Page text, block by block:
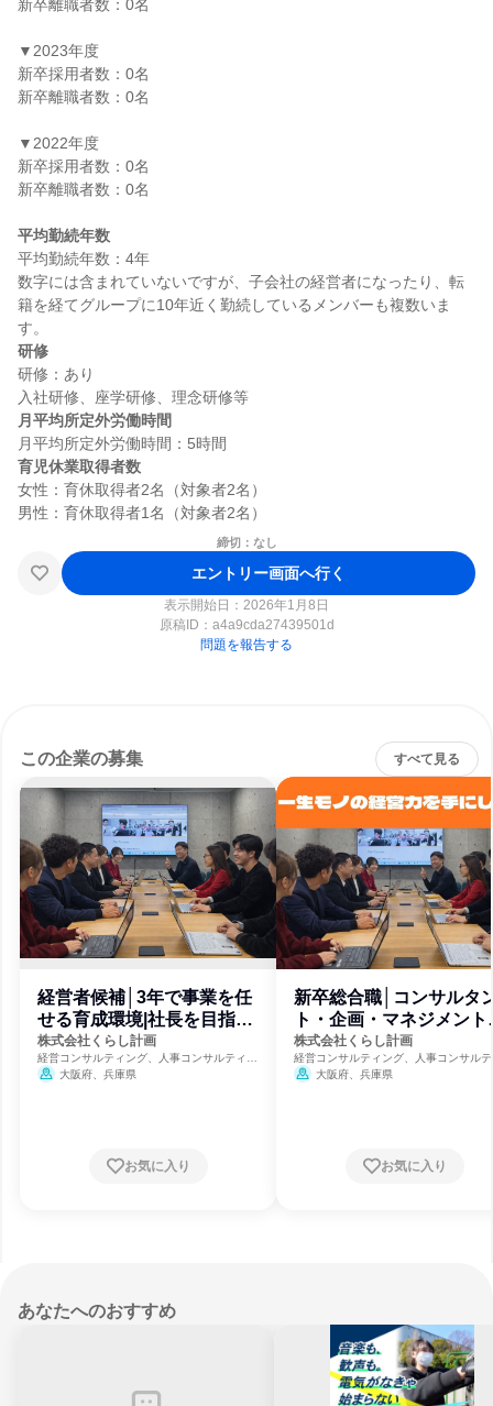
新卒離職者数：0名
▼2023年度
新卒採用者数：0名
新卒離職者数：0名
▼2022年度
新卒採用者数：0名
新卒離職者数：0名
平均勤続年数
平均勤続年数：4年
数字には含まれていないですが、子会社の経営者になったり、転
籍を経てグループに10年近く勤続しているメンバーも複数いま
研修
研修：あり
月平均所定外労働時間
育児休業取得者数
女性：育休取得者2名（対象者2名）
締切：なし
エントリー画面へ行く
表示開始日：2026年1月8日
原稿ID： a4a9cda27439501d
問題を報告する
この企業の募集 すべて見る
経営者候補│3年で事業を任
せる育成環境|社長を目指す
人へ
株式会社くらし計画
経営コンサルティング、人事コンサルティン
グ、福祉・独立行政法人・NGO・NPO
大阪府、兵庫県
お気に入り
新卒総合職│コンサルタ
ト・企画・マネジメント
月給31万
株式会社くらし計画
経営コンサルティング、人事コンサル
グ、福祉・独立行政法人・NGO・NPO
大阪府、兵庫県
お気に入り
あなたへのおすすめ